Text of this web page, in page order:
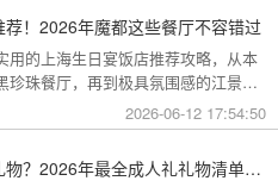
友度过一个充满童趣的生日，这篇
指南都能帮你找到答案！
荐！2026年魔都这些餐厅不容错过
用的上海生日宴饭店推荐攻略，从本
珍珠餐厅，再到极具氛围感的江景私
生日派对需求，相信一定能解决你的
2026-06-12 17:54:50
成人礼一般准备什么礼物？2026年最全成人礼礼物清单：父母、长辈、朋友一篇搞定